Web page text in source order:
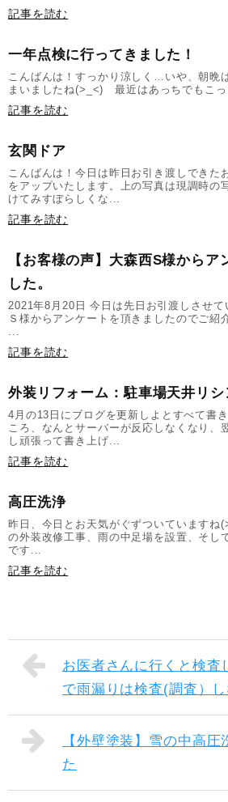
記事を読む
一年点検に行ってきました！
こんばんは！すっかり涼しく…いや、朝晩
まいましたね(>_<) 最近はあっちでもこっ
記事を読む
玄関ドア
こんばんは！今日は昨日お引き渡しできた
をアップいたします。上の写真は現調時の
けてみすぼらしくな...
記事を読む
【お客様の声】大森西S様からア
した。
2021年8月20日 今日は先日お引渡しさせて
Ｓ様からアンケートを頂きましたのでご紹
記事を読む
外装リフォーム：駐車場天井リシ
4月の13日にブログを更新しよとすべて書
ころ、なんとサーバーが反応しなくなり、
し頑張って書き上げ...
記事を読む
高圧洗浄
昨日、今日とお天気がぐずついていますね
の外装改修工事、雨の中足場を設置、そし
です...
記事を読む
お医者さんに行くと検
で雨漏りは検査(調査）し
【外壁塗装】雪の中高圧
た